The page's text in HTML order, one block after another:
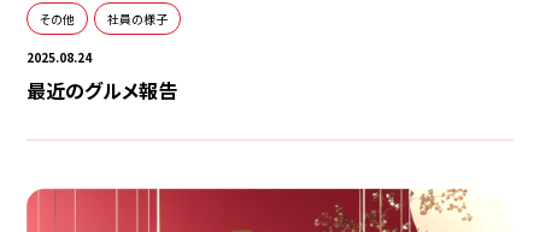
その他 社員の様子
2025.08.24
最近のグルメ報告